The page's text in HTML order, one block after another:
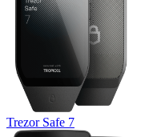
Trezor Safe 7